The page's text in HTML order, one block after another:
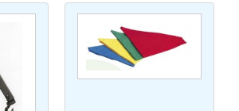
professionnelle
réfrigérées